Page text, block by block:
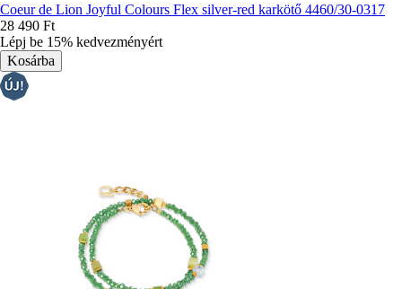
Coeur de Lion Joyful Colours Flex silver-red karkötő 4460/30-0317
28 490 Ft
Lépj be 15% kedvezményért